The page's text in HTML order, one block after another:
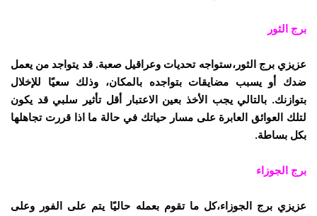
برج الثور
عزيزي برج الثور،ستواجه تحديات وعراقيل صعبة. قد يتواجد من يعمل
ضدك أو يسبب مضايقات بتواجده بالمكان، وذلك سعيًا للإخلال
بتوازنك. بالتالي يجب الأخذ بعين الاعتبار أقل تأثير سلبي قد يكون
لتلك العوائق العابرة على مسار حياتك في حالة ما اذا قررت تجاهلها
بكل بساطة.
برج الجوزاء
عزيزي برج الجوزاء،كل ما تقوم بعمله حاليًا يتم على الفور وعلى